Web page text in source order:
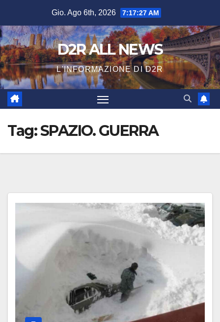
contenuto
Gio. Ago 6th, 2026 7:17:28 AM
D2R ALL NEWS
L'INFORMAZIONE DI D2R
Tag:SPAZIO. GUERRA